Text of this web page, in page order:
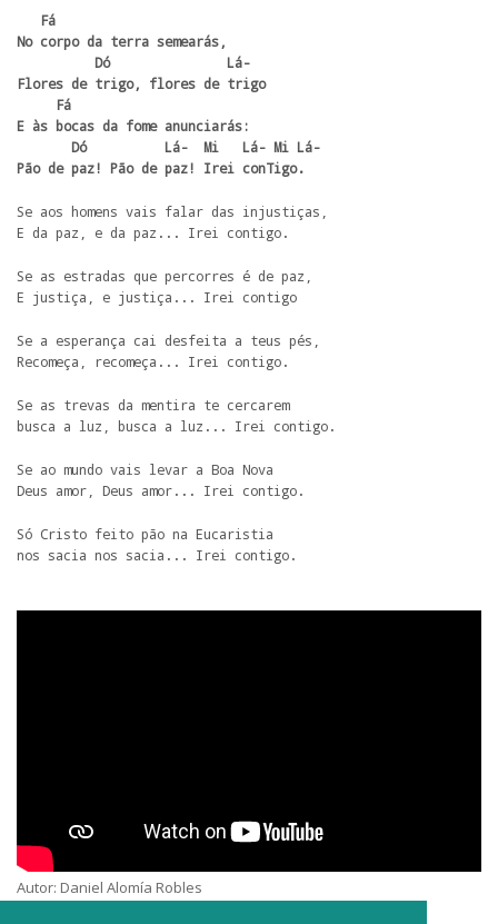
No corpo da terra semearás,
Flores de trigo, flores de trigo
E às bocas da fome anunciarás:
Pão de paz! Pão de paz! Irei conTigo.
Se aos homens vais falar das injustiças,
E da paz, e da paz... Irei contigo.
Se as estradas que percorres é de paz,
E justiça, e justiça... Irei contigo
Se a esperança cai desfeita a teus pés,
Recomeça, recomeça... Irei contigo.
Se as trevas da mentira te cercarem
busca a luz, busca a luz... Irei contigo.
Se ao mundo vais levar a Boa Nova
Deus amor, Deus amor... Irei contigo.
Só Cristo feito pão na Eucaristia
nos sacia nos sacia... Irei contigo.
Autor: Daniel Alomía Robles